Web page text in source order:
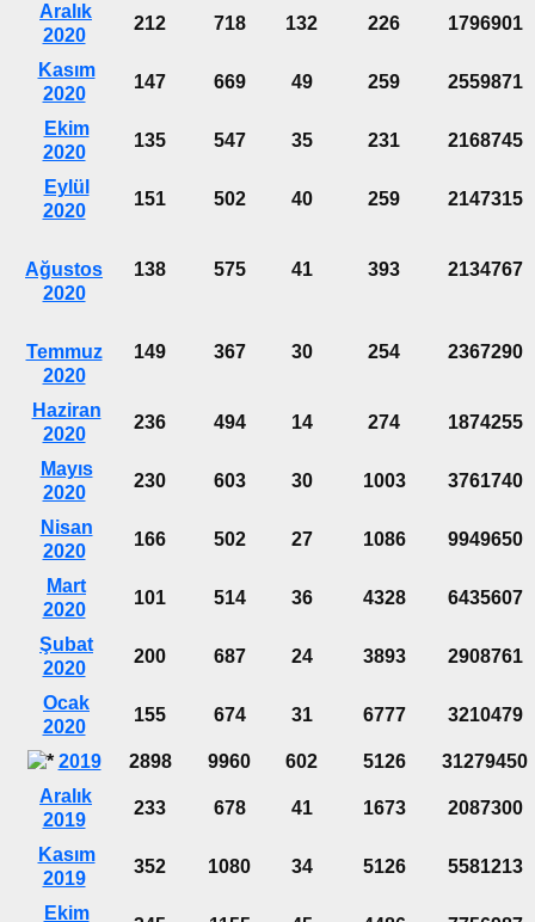
Aralık
2020
212 718 132 226 1796901
Kasım
2020
147 669 49 259 2559871
Ekim
2020
135 547 35 231 2168745
Eylül
2020
151 502 40 259 2147315
Ağustos
2020
138 575 41 393 2134767
Temmuz
2020
149 367 30 254 2367290
Haziran
2020
236 494 14 274 1874255
Mayıs
2020
230 603 30 1003 3761740
Nisan
2020
166 502 27 1086 9949650
Mart
2020
101 514 36 4328 6435607
Şubat
2020
200 687 24 3893 2908761
Ocak
2020
155 674 31 6777 3210479
2019 2898 9960 602 5126
31279450
Aralık
2019
233 678 41 1673 2087300
Kasım
2019
352 1080 34 5126 5581213
Ekim